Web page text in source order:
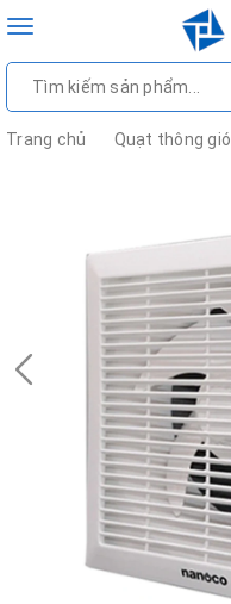
Toggle
Trang chủ Quạt thông gió